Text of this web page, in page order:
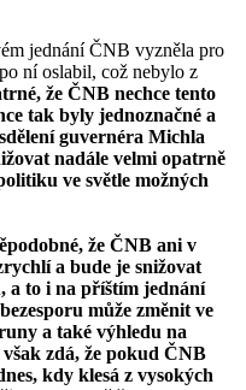
jednání ČNB vyzněla pro
ní oslabil, což nebylo z
že ČNB nechce tento
tak byly jednoznačné a
guvernéra Michla
nadále velmi opatrně
ve světle možných
že ČNB ani v
a bude je snižovat
a to i na příštím jednání
může změnit ve
a také výhledu na
však zdá, že pokud ČNB
kdy klesá z vysokých